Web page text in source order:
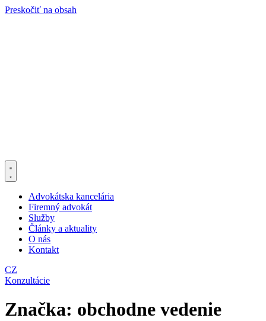
Preskočiť na obsah
Advokátska kancelária
Firemný advokát
Služby
Články a aktuality
O nás
Kontakt
CZ
Konzultácie
Značka: obchodne vedenie